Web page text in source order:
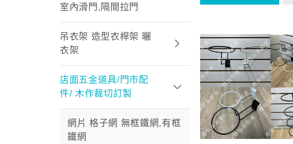
室內滑門,隔間拉門
吊衣架 造型衣桿架 曬
衣架
店面五金道具/門市配
件/ 木作裁切訂製
網片 格子網 無框鐵網,有框
鐵網